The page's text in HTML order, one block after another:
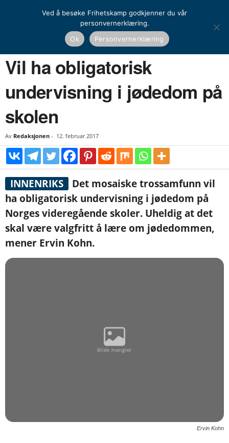
Norge Vil ha obligatorisk undervisning i jødedom på skolen
Vil ha obligatorisk
undervisning i jødedom på
skolen
Av Redaksjonen - 12. februar 2017
INNENRIKS
Det mosaiske trossamfunn vil
ha obligatorisk undervisning i jødedom på
Norges videregående skoler. Uheldig at det
skal være valgfritt å lære om jødedommen,
mener Ervin Kohn.
Ervin Kohn
Ved å besøke Frihetskamp godkjenner du vår
personvernerklæring.
Ok
Personvernerklæring